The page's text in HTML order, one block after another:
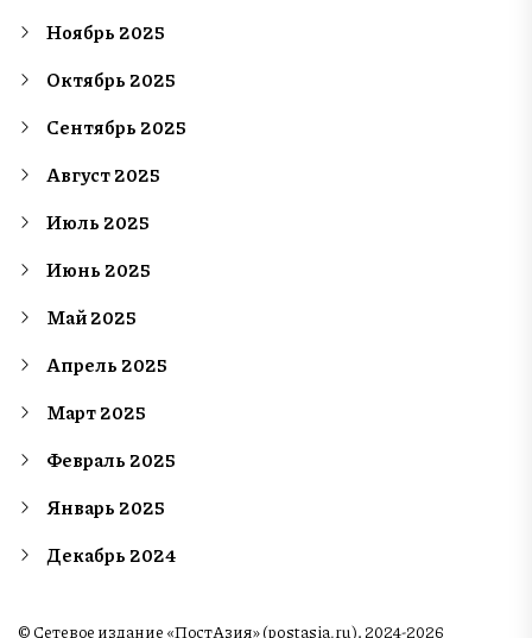
Ноябрь 2025
Октябрь 2025
Сентябрь 2025
Август 2025
Июль 2025
Июнь 2025
Май 2025
Апрель 2025
Март 2025
Февраль 2025
Январь 2025
Декабрь 2024
© Сетевое издание «ПостАзия» (postasia.ru), 2024-2026